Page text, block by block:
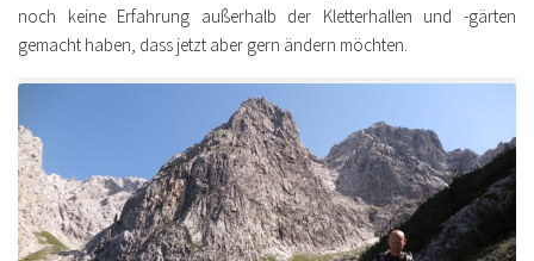
noch keine Erfahrung außerhalb der Kletterhallen und -gärten
gemacht haben, dass jetzt aber gern ändern möchten.